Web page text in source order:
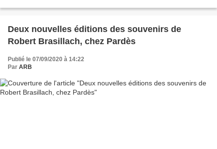
Deux nouvelles éditions des souvenirs de
Robert Brasillach, chez Pardès
Publié le 07/09/2020 à 14:22
Par ARB